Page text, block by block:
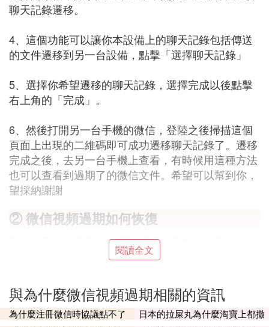
聊天記錄遷移。
4、這個功能可以讓你本設備上的聊天記錄包括傳送
的文件遷移到另一台設備，點擊「選擇聊天記錄」
5、選擇你希望遷移的聊天記錄，選擇完成以後點擊
右上角的「完成」。
6、然後打開另一台手機的微信，登陸之後掃描這個
頁面上出現的二維碼即可成功遷移聊天記錄了。遷移
完成之後，去另一台手機上查看，有時候用這種方法
也可以查看到過期了的微信文件。希望可以幫到你，
望採納謝謝
② 微信視頻過期如何恢復
微信聊天記錄和視頻都可以使用以下方法恢復：
（一）聊天記錄恢復辦法：
蘋果手機點擊登錄iCloud賬號，在手機的iCloud賬號
中查找，如果在iCloud中進行雲備份，可以通過雲端
閱讀全文
與為什麼微信視頻過期相關的資訊
為什麼注冊微信時協議點不了
日本的拉屎丸為什麼淘寶上都撤